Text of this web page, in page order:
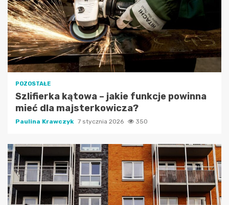
POZOSTAŁE
Szlifierka kątowa – jakie funkcje powinna
mieć dla majsterkowicza?
Paulina Krawczyk 7 stycznia 2026 350